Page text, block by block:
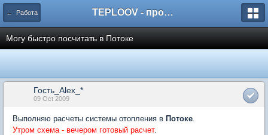
← Работа TEPLOOV - программный комплекс для расчёта систем отопления и вентиляции
Могу быстро посчитать в Потоке
Гость_Alex_*
09 Oct 2009
Выполняю расчеты системы отопления в Потоке.
Утром схема - вечером готовый расчет.